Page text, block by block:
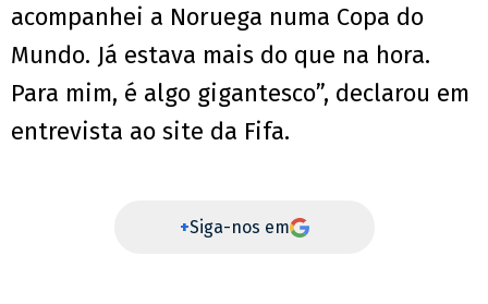
acompanhei a Noruega numa Copa do
Mundo. Já estava mais do que na hora.
Para mim, é algo gigantesco”, declarou em
entrevista ao site da Fifa.
+Siga-nos em